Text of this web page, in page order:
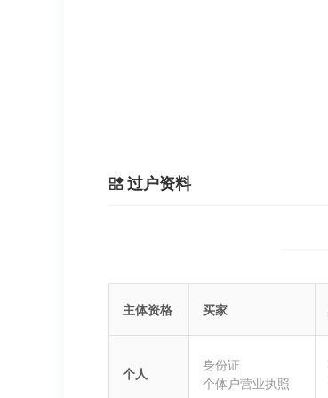
过户资料
主体资格 买家
个人
身份证
个体户营业执照